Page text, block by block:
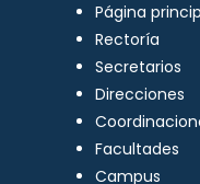
Página
Rectoría
Secretarios
Direcciones
Facultades
Campus